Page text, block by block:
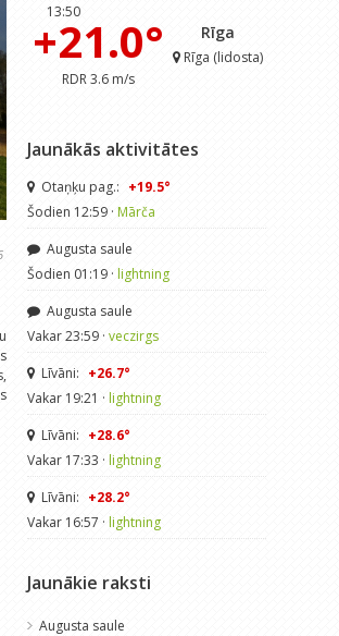
13:50
+21.0°
RDR 3.6 m/s
Rīga
Rīga (lidosta)
Jaunākās aktivitātes
Otaņķu pag.: +19.5°
Šodien 12:59 · Mārča
Augusta saule
Šodien 01:19 · lightning
Augusta saule
Vakar 23:59 · veczirgs
Līvāni: +26.7°
Vakar 19:21 · lightning
Līvāni: +28.6°
Vakar 17:33 · lightning
Līvāni: +28.2°
Vakar 16:57 · lightning
Jaunākie raksti
Augusta saule